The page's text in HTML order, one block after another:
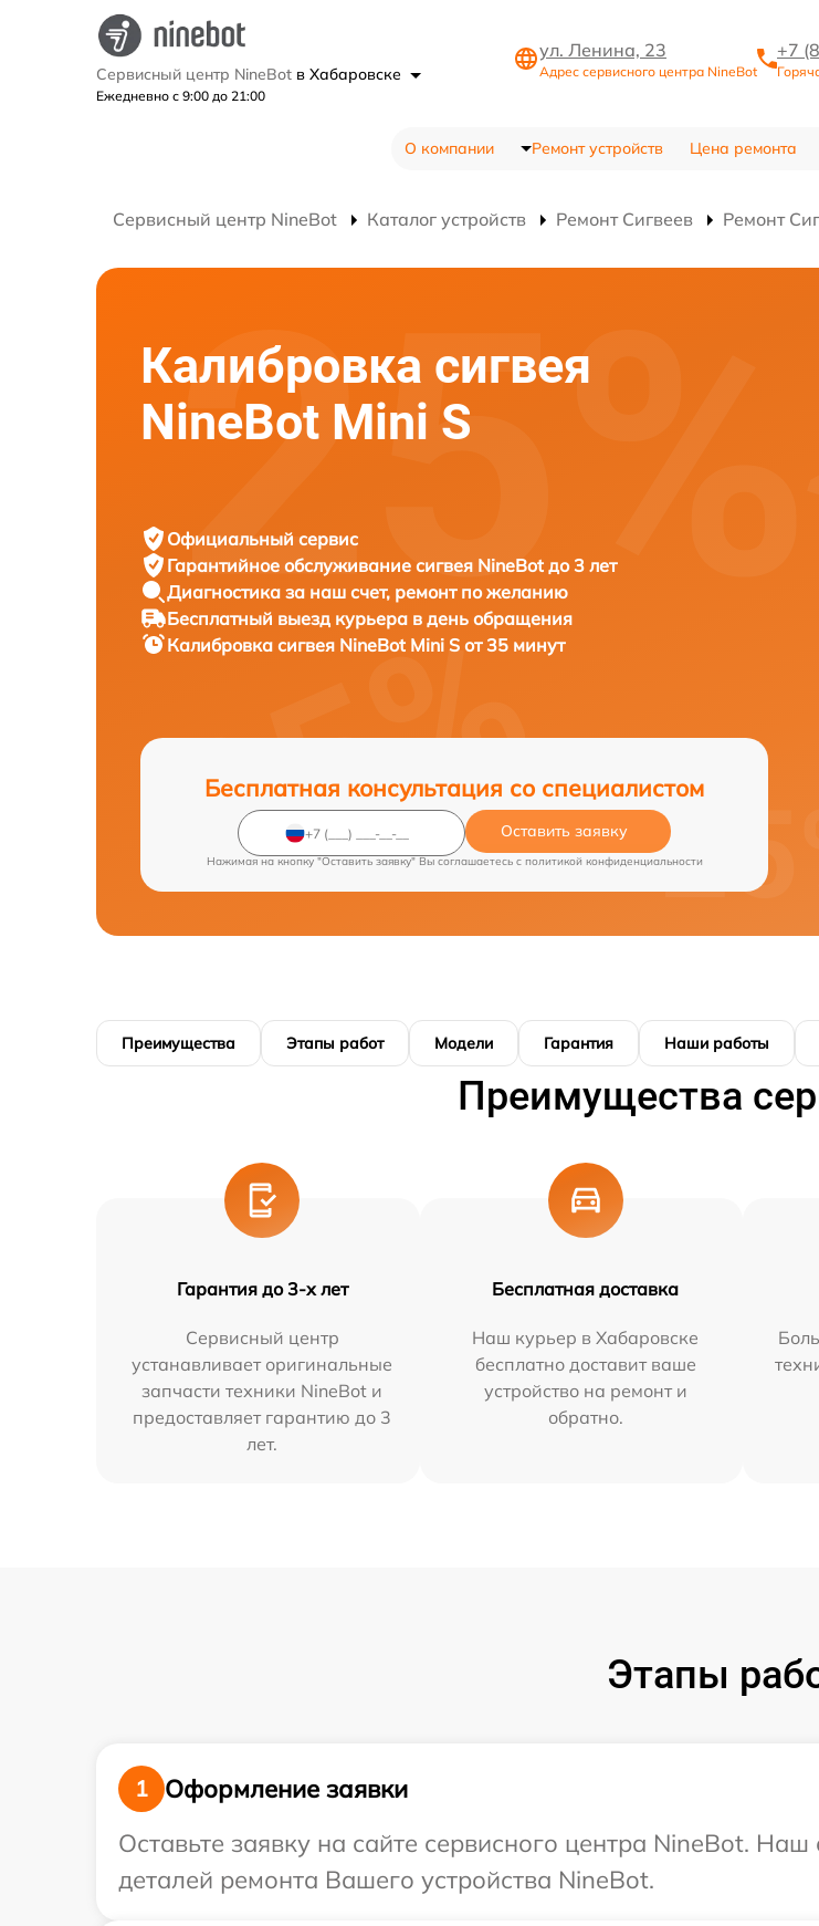
Сервисный центр NineBot в Хабаровске
Ежедневно с 9:00 до 21:00
ул. Ленина, 23
Адрес сервисного центра NineBot
+7
О компании Ремонт устройств Цена ремонта
Сервисный центр NineBot Каталог устройств Ремонт Сигвеев Ремонт
Калибровка сигвея
NineBot Mini S
Официальный сервис
Гарантийное обслуживание сигвея NineBot до 3 лет
Диагностика за наш счет, ремонт по желанию
Бесплатный выезд курьера в день обращения
Калибровка сигвея NineBot Mini S от 35 минут
Бесплатная консультация со специалистом
Оставить заявку
Нажимая на кнопку "Оставить заявку" Вы соглашаетесь c политикой конфиденциальности
Преимущества Этапы работ Модели Гарантия Наши работы
Преимущества
Гарантия до 3-х лет
Сервисный центр
устанавливает оригинальные
запчасти техники NineBot и
предоставляет гарантию до 3
лет.
Бесплатная доставка
Наш курьер в Хабаровске
бесплатно доставит ваше
устройство на ремонт и
обратно.
Этапы
1
Оформление заявки
Оставьте заявку на сайте сервисного центра NineBot.
деталей ремонта Вашего устройства NineBot.